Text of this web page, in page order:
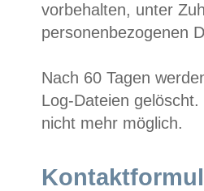
vorbehalten, unter
personenbezogenen
Nach 60 Tagen
Log-Dateien
nicht mehr möglich.